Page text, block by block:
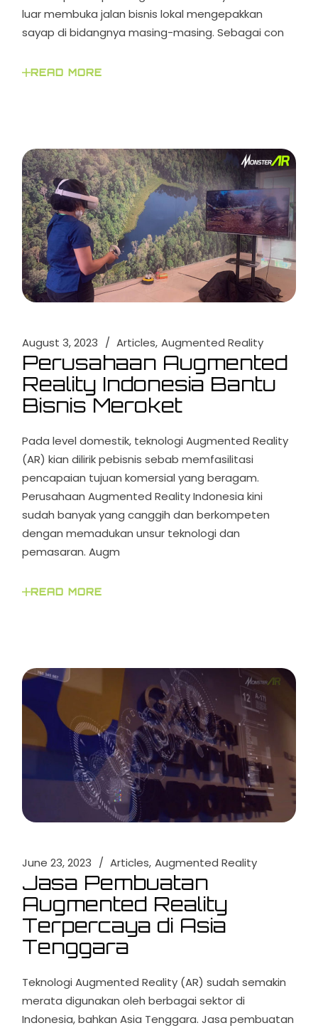
luar membuka jalan bisnis lokal mengepakkan
sayap di bidangnya masing-masing. Sebagai con
READ MORE
August 3, 2023 Articles Augmented Reality
Perusahaan Augmented
Reality Indonesia Bantu
Bisnis Meroket
Pada level domestik, teknologi Augmented Reality
(AR) kian dilirik pebisnis sebab memfasilitasi
pencapaian tujuan komersial yang beragam.
Perusahaan Augmented Reality Indonesia kini
sudah banyak yang canggih dan berkompeten
dengan memadukan unsur teknologi dan
pemasaran. Augm
READ MORE
June 23, 2023 Articles Augmented Reality
Jasa Pembuatan
Augmented Reality
Terpercaya di Asia
Tenggara
Teknologi Augmented Reality (AR) sudah semakin
merata digunakan oleh berbagai sektor di
Indonesia, bahkan Asia Tenggara. Jasa pembuatan